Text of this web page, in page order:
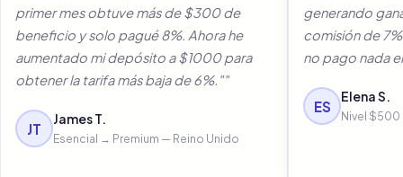
primer mes obtuve más de $300 de
beneficio y solo pagué 8%. Ahora he
aumentado mi depósito a $1000 para
obtener la tarifa más baja de 6%.""
JT
James T.
Esencial → Premium — Reino Unido
generando
comisión de
no pago nada
ES
Elena S.
Nivel $500